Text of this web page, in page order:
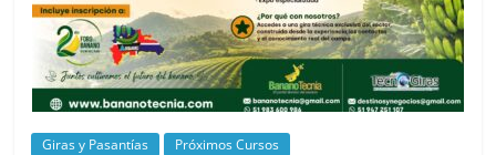
Giras y Pasantías Próximos Cursos